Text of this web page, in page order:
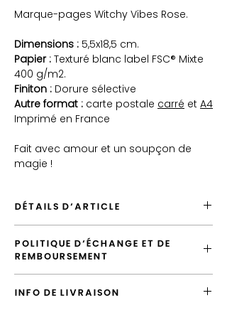
Marque-pages Witchy Vibes Rose.
Dimensions : 5,5x18,5 cm.
Papier : Texturé blanc label FSC® Mixte
400 g/m2.
Finiton : Dorure sélective
Autre format : carte postale carré et A4
Imprimé en France
Fait avec amour et un soupçon de
magie !
DÉTAILS D'ARTICLE
Expédition par défaut vers la France
en "Lettre Suivie"
Possiblité d'emballer cet article
Possibilité de laisser un message
d'accompagnement
POLITIQUE D'ÉCHANGE ET DE
REMBOURSEMENT
l'article tant que votre commande n'a pas
INFO DE LIVRAISON